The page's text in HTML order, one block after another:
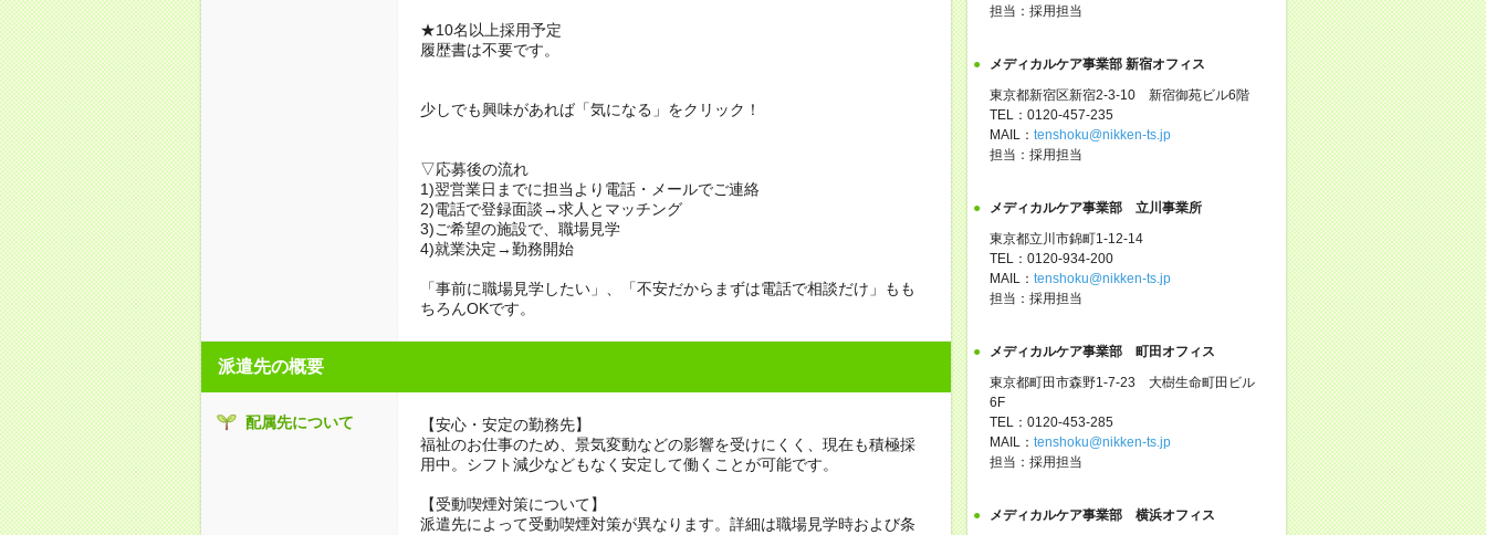
★10名以上採用予定
履歴書は不要です。
少しでも興味があれば「気になる」をクリック！
▽応募後の流れ
1)翌営業日までに担当より電話・メールでご連絡
2)電話で登録面談→求人とマッチング
3)ご希望の施設で、職場見学
4)就業決定→勤務開始
「事前に職場見学したい」、「不安だからまずは電話で相談だけ」もも
ちろんOKです。
派遣先の概要
配属先について
【安心・安定の勤務先】
福祉のお仕事のため、景気変動などの影響を受けにくく、現在も積極採
用中。シフト減少などもなく安定して働くことが可能です。
【受動喫煙対策について】
派遣先によって受動喫煙対策が異なります。詳細は職場見学時および条
担当：採用担当
メディカルケア事業部 新宿オフィス
東京都新宿区新宿2-3-10 新宿御苑ビル6階
TEL：0120-457-235
MAIL： tenshoku@nikken-ts.jp
担当：採用担当
メディカルケア事業部 立川事業所
東京都立川市錦町1-12-14
TEL：0120-934-200
MAIL： tenshoku@nikken-ts.jp
担当：採用担当
メディカルケア事業部 町田オフィス
東京都町田市森野1-7-23 大樹生命町田ビル
6F
TEL：0120-453-285
MAIL： tenshoku@nikken-ts.jp
担当：採用担当
メディカルケア事業部 横浜オフィス